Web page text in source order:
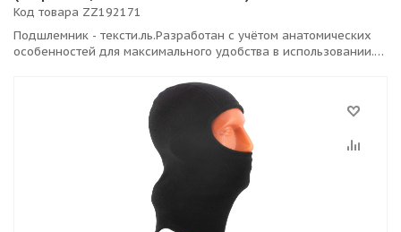
Подшлемник - тексти.ль.Разработан с учётом анатомических
особенностей для максимального удобства в использовании.
защищает от ветра и обеспечивает оптимальную
Код товара ZZ192171